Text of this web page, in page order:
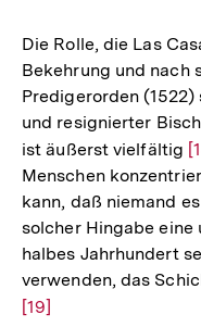
Die Rolle, die Las
Bekehrung und nach
Predigerorden
und resignierter
ist äußerst vielfältig
Menschen
kann, daß niemand
solcher Hingabe eine
halbes Jahrhundert
verwenden, das
Zur
[19]